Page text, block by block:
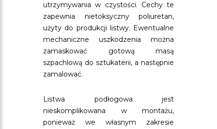
utrzymywania w czystości. Cechy te
zapewnia nietoksyczny poliuretan,
użyty do produkcji listwy. Ewentualne
mechaniczne uszkodzenia można
zamaskować gotową masą
szpachlową do sztukaterii, a następnie
zamalować.
Listwa podłogowa jest
nieskomplikowana w montażu,
ponieważ we własnym zakresie